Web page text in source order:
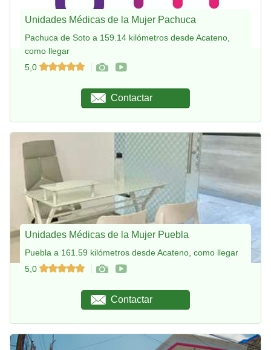
Unidades Médicas de la Mujer Pachuca
Pachuca de Soto a 159.14 kilómetros desde Acateno,
como llegar
5,0
Contactar
Unidades Médicas de la Mujer Puebla
Puebla a 161.59 kilómetros desde Acateno, como llegar
5,0
Contactar